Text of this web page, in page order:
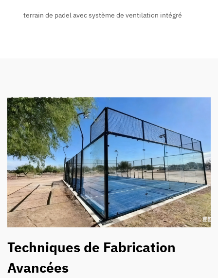
terrain de padel avec système de ventilation intégré
Techniques de Fabrication
Avancées